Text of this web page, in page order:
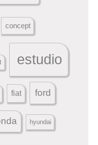
concept
estudio
fiat ford
hyundai